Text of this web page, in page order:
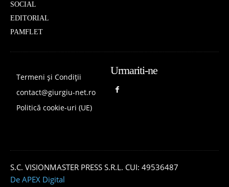
SOCIAL
EDITORIAL
PAMFLET
Termeni și Condiții
contact@giurgiu-net.ro
Politică cookie-uri (UE)
Urmariti-ne
S.C. VISIONMASTER PRESS S.R.L. CUI: 49536487
De APEX Digital